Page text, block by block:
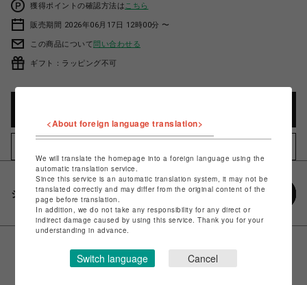
獲得ポイントの確認方法は こちら
販売期間 2026年06月17日 12時00分 〜
この商品について問い合わせる
ギフト：ラッピング不可
シェアする
<About foreign language translation>
We will translate the homepage into a foreign language using the
automatic translation service.
Since this service is an automatic translation system, it may not be
translated correctly and may differ from the original content of the
page before translation.
In addition, we do not take any responsibility for any direct or
indirect damage caused by using this service. Thank you for your
understanding in advance.
Switch language Cancel